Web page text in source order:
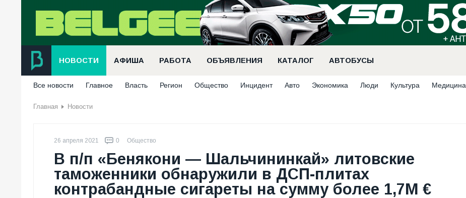
НОВОСТИ АФИША РАБОТА ОБЪЯВЛЕНИЯ КАТАЛОГ АВТОБУСЫ
Все новости Главное Власть Регион Общество Инцидент Авто Экономика Люди Культура Медицина
Главная Новости
26 апреля 2021 0 Общество
В п/п «Бенякони — Шальчининкай» литовские
таможенники обнаружили в ДСП-плитах
контрабандные сигареты на сумму более 1,7М €